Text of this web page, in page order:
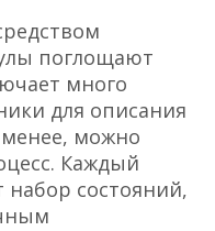
поглощают
много
для описания
можно
Каждый
набор состояний,